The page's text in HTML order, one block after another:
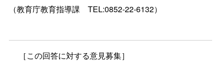
（教育庁教育指導課 TEL:0852-22-6132）
［この回答に対する意見募集］